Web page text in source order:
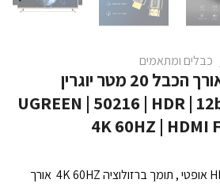
כבלים ומתאמים
כבל HDMI אופטי אורך הכבל 20 מטר יוגרין
UGREEN | 50216 | HDR |
4K 60HZ | HDMI
UGREEN 50216 כבל HDMI אופטי , תומך ברזולוציה 4K 60HZ אורך